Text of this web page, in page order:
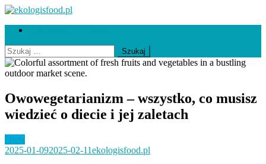
Skip
content
ekologisfood.pl
Ekologis
Szukaj:
Owowegetarianizm – wszystko, co musisz
wiedzieć o diecie i jej zaletach
Dieta
2025-01-092025-02-11ekologisfood.pl